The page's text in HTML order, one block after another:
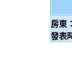
房東：
發表